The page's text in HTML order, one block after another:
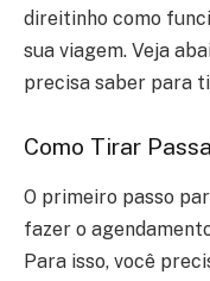
direitinho como
sua viagem. Veja
precisa saber para
Como Tirar
O primeiro passo
fazer o
Para isso, você